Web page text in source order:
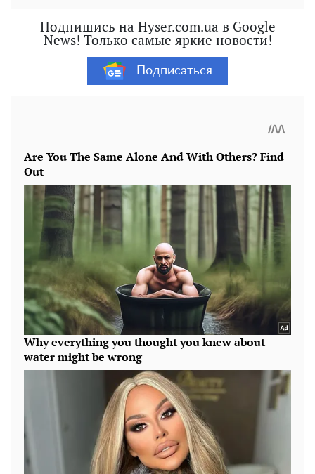
Подпишись на Hyser.com.ua в Google
News! Только самые яркие новости!
Подписаться